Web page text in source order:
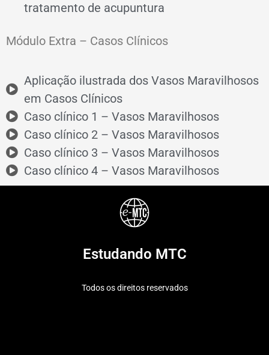
tratamento de acupuntura
Módulo Extra – Casos Clínicos
Aplicação ilustrada dos Vasos Maravilhosos
em Casos Clínicos
Caso clínico 1 – Vasos Maravilhosos
Caso clínico 2 – Vasos Maravilhosos
Caso clínico 3 – Vasos Maravilhosos
Caso clínico 4 – Vasos Maravilhosos
Estudando MTC
Todos os direitos reservados